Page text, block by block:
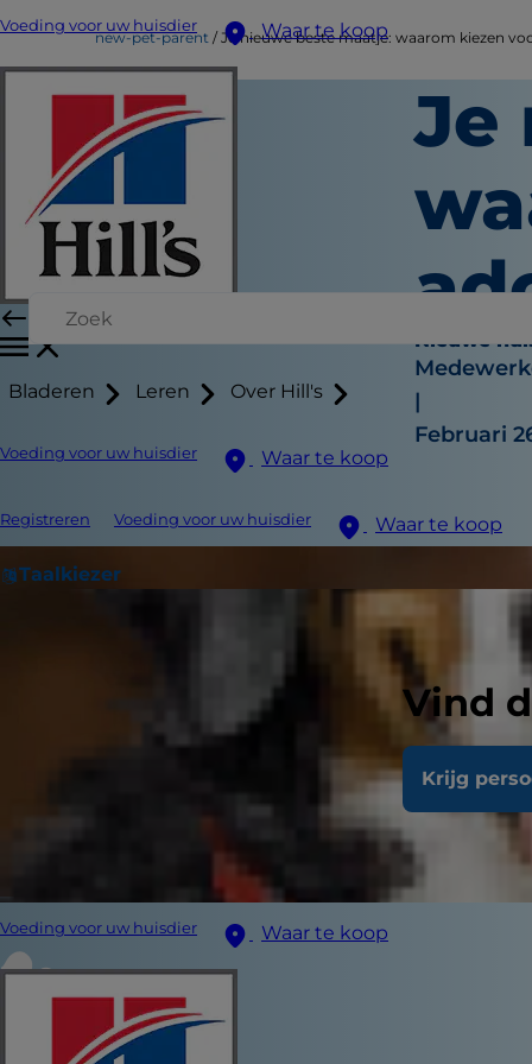
Voeding voor uw huisdier Waar te koop
Bladeren Leren Over Hill's
Voeding voor uw huisdier Waar te koop
Registreren Voeding voor uw huisdier Waar te koop
Taalkiezer
Vind
Krijg
Voeding voor uw huisdier Waar te koop
new-pet-parent Je nieuwe beste maatje: waarom kiezen
Je
Nieuwe
|
Februari